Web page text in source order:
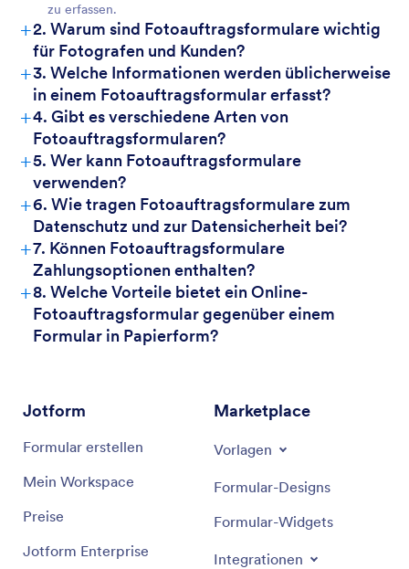
zu erfassen.
+2. Warum sind Fotoauftragsformulare wichtig
für Fotografen und Kunden?
+3. Welche Informationen werden üblicherweise
in einem Fotoauftragsformular erfasst?
+4. Gibt es verschiedene Arten von
Fotoauftragsformularen?
+5. Wer kann Fotoauftragsformulare
verwenden?
+6. Wie tragen Fotoauftragsformulare zum
Datenschutz und zur Datensicherheit bei?
+7. Können Fotoauftragsformulare
Zahlungsoptionen enthalten?
+8. Welche Vorteile bietet ein Online-
Fotoauftragsformular gegenüber einem
Formular in Papierform?
Jotform
Formular erstellen
Mein Workspace
Preise
Jotform Enterprise
Marketplace
Vorlagen
Formular-Designs
Formular-Widgets
Integrationen